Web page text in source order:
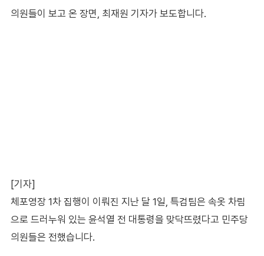
의원들이 보고 온 장면, 최재원 기자가 보도합니다.
[기자]
체포영장 1차 집행이 이뤄진 지난 달 1일, 특검팀은 속옷 차림
으로 드러누워 있는 윤석열 전 대통령을 맞닥뜨렸다고 민주당
의원들은 전했습니다.